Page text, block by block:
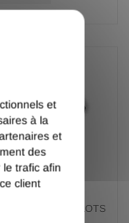
RECTANGLE
80X40 EN LOTS
et
à la
et
des
trafic afin
client